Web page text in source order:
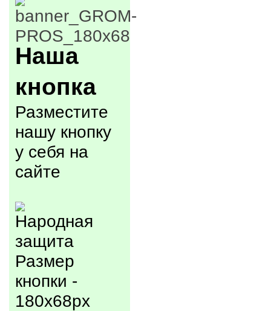
Наша
кнопка
Разместите
нашу кнопку
у себя на
сайте
Размер
кнопки -
180x68px